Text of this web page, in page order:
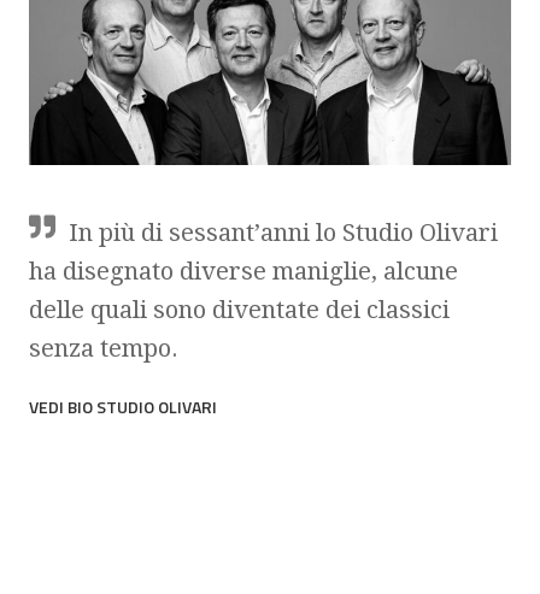
In più di sessant’anni lo Studio Olivari
ha disegnato diverse maniglie, alcune
delle quali sono diventate dei classici
senza tempo.
VEDI BIO STUDIO OLIVARI